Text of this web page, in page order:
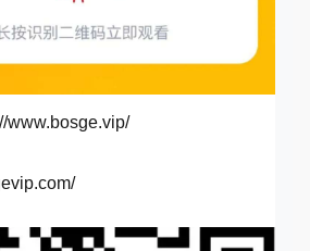
www.bosge.vip/